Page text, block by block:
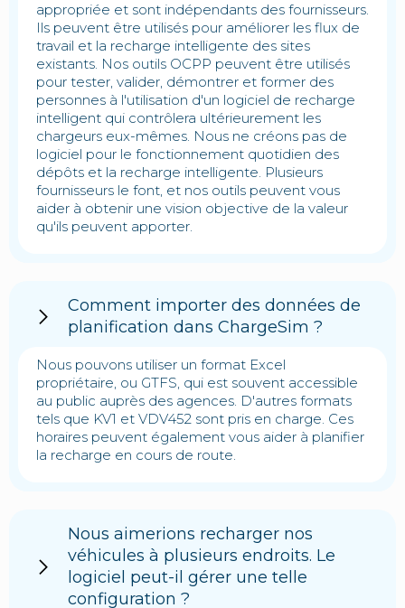
appropriée et sont indépendants des fournisseurs.
Ils peuvent être utilisés pour améliorer les flux de
travail et la recharge intelligente des sites
existants. Nos outils OCPP peuvent être utilisés
pour tester, valider, démontrer et former des
personnes à l'utilisation d'un logiciel de recharge
intelligent qui contrôlera ultérieurement les
chargeurs eux-mêmes. Nous ne créons pas de
logiciel pour le fonctionnement quotidien des
dépôts et la recharge intelligente. Plusieurs
fournisseurs le font, et nos outils peuvent vous
aider à obtenir une vision objective de la valeur
qu'ils peuvent apporter.
Comment importer des données de
planification dans ChargeSim ?
Nous pouvons utiliser un format Excel
propriétaire, ou GTFS, qui est souvent accessible
au public auprès des agences. D'autres formats
tels que KV1 et VDV452 sont pris en charge. Ces
horaires peuvent également vous aider à planifier
la recharge en cours de route.
Nous aimerions recharger nos
véhicules à plusieurs endroits. Le
logiciel peut-il gérer une telle
configuration ?